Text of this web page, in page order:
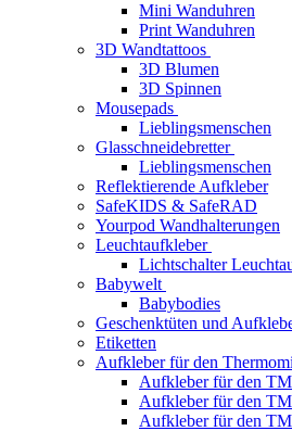
Mini Wanduhren
Print Wanduhren
3D Wandtattoos
3D Blumen
3D Spinnen
Mousepads
Lieblingsmenschen
Glasschneidebretter
Lieblingsmenschen
Reflektierende Aufkleber
SafeKIDS & SafeRAD
Yourpod Wandhalterungen
Leuchtaufkleber
Lichtschalter
Babywelt
Babybodies
Geschenktüten und
Etiketten
Aufkleber für den
Aufkleber für den
Aufkleber für den
Aufkleber für den